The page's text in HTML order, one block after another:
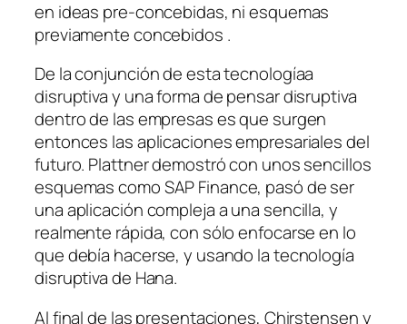
en ideas pre-concebidas, ni esquemas
previamente concebidos .
De la conjunción de esta tecnologíaa
disruptiva y una forma de pensar disruptiva
dentro de las empresas es que surgen
entonces las aplicaciones empresariales del
futuro. Plattner demostró con unos sencillos
esquemas como SAP Finance, pasó de ser
una aplicación compleja a una sencilla, y
realmente rápida, con sólo enfocarse en lo
que debía hacerse, y usando la tecnología
disruptiva de Hana.
Al final de las presentaciones, Chirstensen y